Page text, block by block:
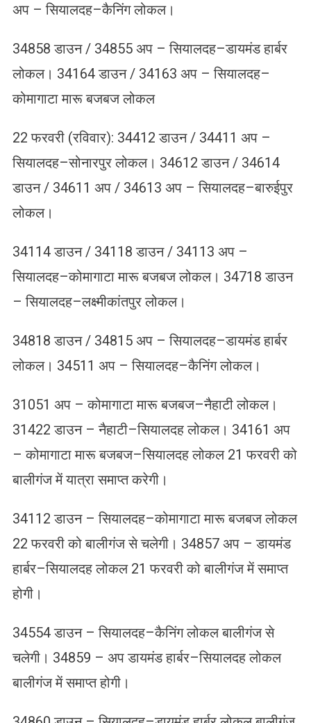
अप – सियालदह–कैनिंग लोकल।
34858 डाउन / 34855 अप – सियालदह–डायमंड हार्बर
लोकल। 34164 डाउन / 34163 अप – सियालदह–
कोमागाटा मारू बजबज लोकल
22 फरवरी (रविवार): 34412 डाउन / 34411 अप –
सियालदह–सोनारपुर लोकल। 34612 डाउन / 34614
डाउन / 34611 अप / 34613 अप – सियालदह–बारुईपुर
लोकल।
34114 डाउन / 34118 डाउन / 34113 अप –
सियालदह–कोमागाटा मारू बजबज लोकल। 34718 डाउन
– सियालदह–लक्ष्मीकांतपुर लोकल।
34818 डाउन / 34815 अप – सियालदह–डायमंड हार्बर
लोकल। 34511 अप – सियालदह–कैनिंग लोकल।
31051 अप – कोमागाटा मारू बजबज–नैहाटी लोकल।
31422 डाउन – नैहाटी–सियालदह लोकल। 34161 अप
– कोमागाटा मारू बजबज–सियालदह लोकल 21 फरवरी को
बालीगंज में यात्रा समाप्त करेगी।
34112 डाउन – सियालदह–कोमागाटा मारू बजबज लोकल
22 फरवरी को बालीगंज से चलेगी। 34857 अप – डायमंड
हार्बर–सियालदह लोकल 21 फरवरी को बालीगंज में समाप्त
होगी।
34554 डाउन – सियालदह–कैनिंग लोकल बालीगंज से
चलेगी। 34859 – अप डायमंड हार्बर–सियालदह लोकल
बालीगंज में समाप्त होगी।